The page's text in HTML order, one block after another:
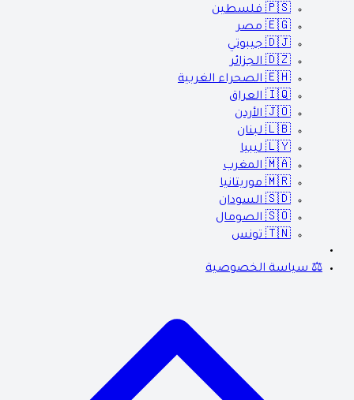
🇵🇸 فلسطين
🇪🇬 مصر
🇩🇯 جيبوتي
🇩🇿 الجزائر
🇪🇭 الصحراء الغربية
🇮🇶 العراق
🇯🇴 الأردن
🇱🇧 لبنان
🇱🇾 ليبيا
🇲🇦 المغرب
🇲🇷 موريتانيا
🇸🇩 السودان
🇸🇴 الصومال
🇹🇳 تونس
⚖️ سياسة الخصوصية